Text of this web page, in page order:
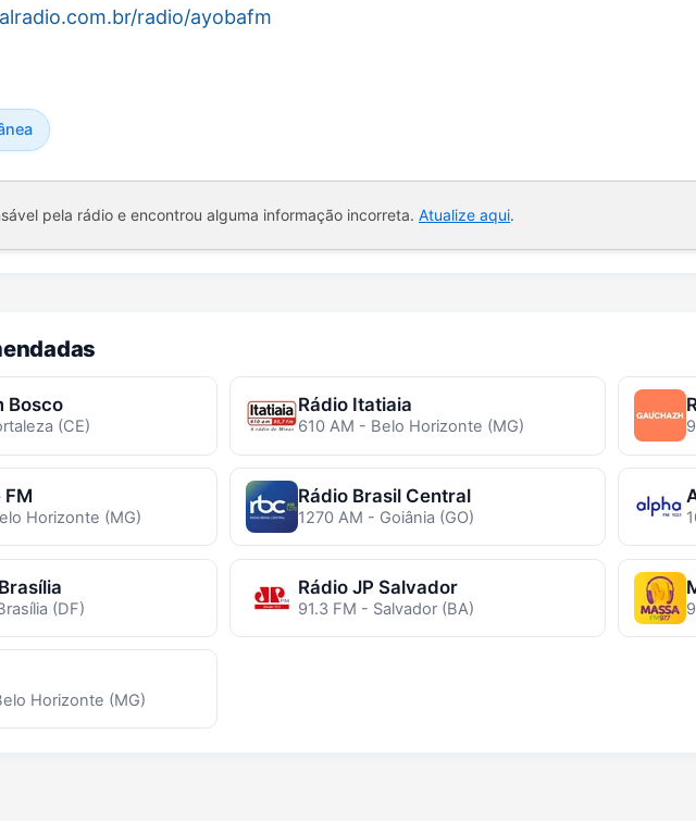
radio/ayobafm
pela rádio e encontrou alguma informação incorreta. Atualize aqui.
Bosco
(CE)
Rádio Itatiaia
610 AM - Belo Horizonte (MG)
Horizonte (MG)
Rádio Brasil Central
1270 AM - Goiânia (GO)
(DF)
Rádio JP Salvador
91.3 FM - Salvador (BA)
Horizonte (MG)